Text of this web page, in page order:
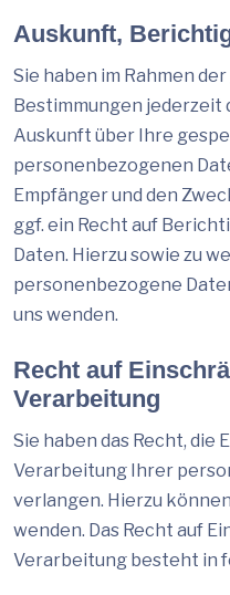
Auskunft,
Sie haben im Rahmen
Bestimmungen jederzeit
Auskunft über Ihre
personenbezogenen
Empfänger und den
ggf. ein Recht auf
Daten. Hierzu sowie zu
personenbezogene
uns wenden.
Recht auf
Verarbeitung
Sie haben das Recht, die
Verarbeitung Ihrer
verlangen. Hierzu
wenden. Das Recht auf
Verarbeitung besteht in